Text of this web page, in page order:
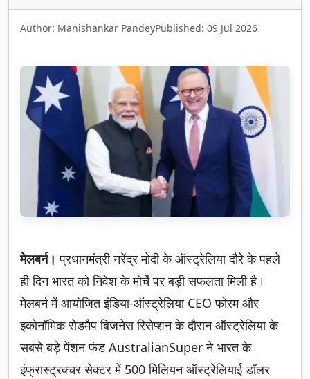
Author: Manishankar PandeyPublished: 09 Jul 2026
मेलबर्न।प्रधानमंत्री नरेंद्र मोदी के ऑस्ट्रेलिया दौरे के पहले
ही दिन भारत को निवेश के मोर्चे पर बड़ी सफलता मिली है।
मेलबर्न में आयोजित इंडिया-ऑस्ट्रेलिया CEO फोरम और
इकोनॉमिक रोडमैप बिजनेस रिसेप्शन के दौरान ऑस्ट्रेलिया के
सबसे बड़े पेंशन फंड AustralianSuper ने भारत के
इंफ्रास्ट्रक्चर सेक्टर में 500 मिलियन ऑस्ट्रेलियाई डॉलर